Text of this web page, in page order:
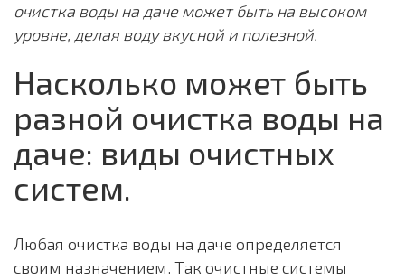
очистка воды на даче может быть на высоком
уровне, делая воду вкусной и полезной.
Насколько может быть
разной очистка воды на
даче: виды очистных
систем.
Любая очистка воды на даче определяется
своим назначением. Так очистные системы